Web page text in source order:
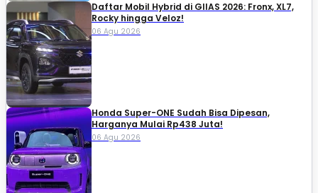
Daftar Mobil Hybrid di GIIAS 2026: Fronx, XL7,
Rocky hingga Veloz!
06 Agu 2026
Honda Super-ONE Sudah Bisa Dipesan,
Harganya Mulai Rp438 Juta!
06 Agu 2026